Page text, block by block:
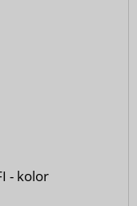
- kolor